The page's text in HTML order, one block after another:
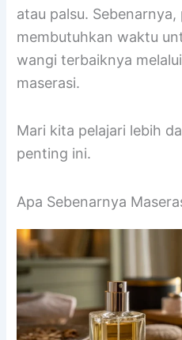
atau palsu.
membutuhkan waktu
wangi terbaiknya
maserasi.
Mari kita pelajari lebih
penting ini.
Apa Sebenarnya